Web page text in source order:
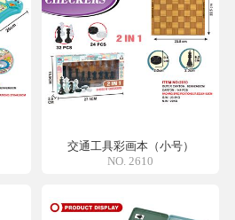
交通工具彩画本（小号）
NO. 2610